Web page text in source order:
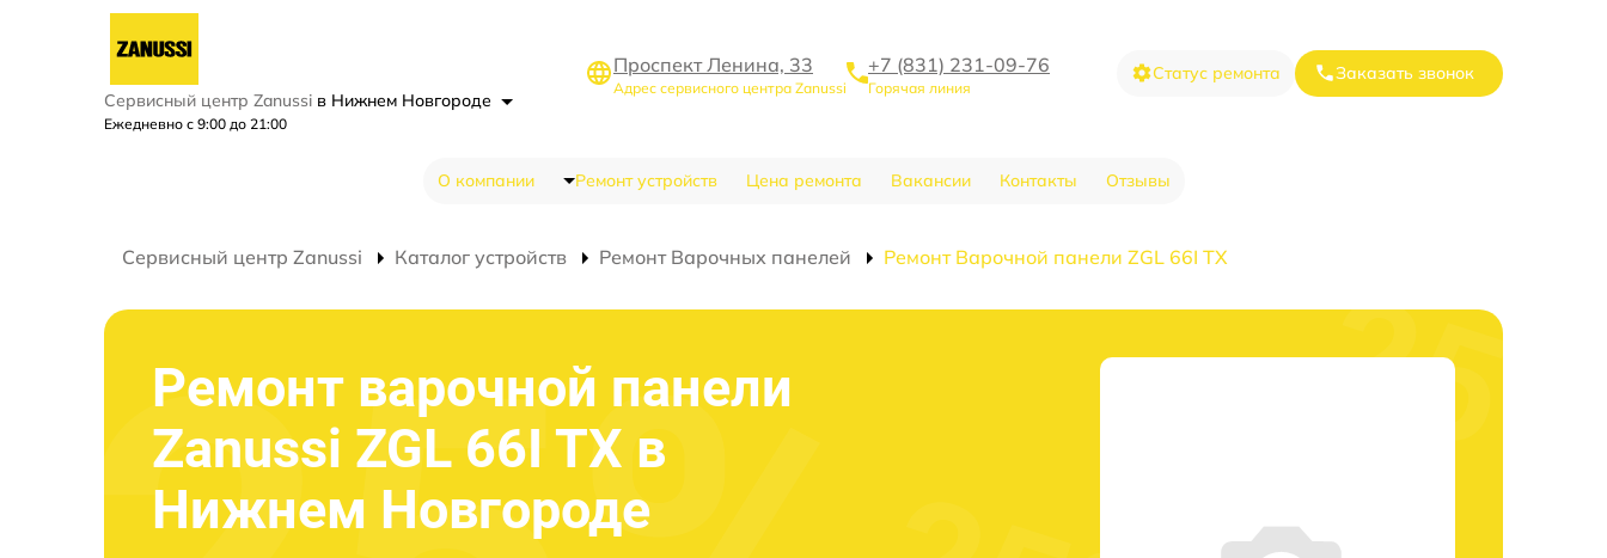
Сервисный центр Zanussi в Нижнем Новгороде
Ежедневно с 9:00 до 21:00
Проспект Ленина, 33
Адрес сервисного центра Zanussi
+7 (831) 231-09-76
Горячая линия
Статус ремонта Заказать звонок
О компании Ремонт устройств Цена ремонта Вакансии Контакты Отзывы
Сервисный центр Zanussi Каталог устройств Ремонт Варочных панелей Ремонт Варочной панели ZGL 66I TX
Ремонт варочной панели
Zanussi ZGL 66I TX в
Нижнем Новгороде